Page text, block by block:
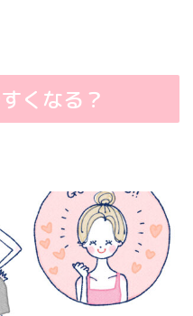
くなる？